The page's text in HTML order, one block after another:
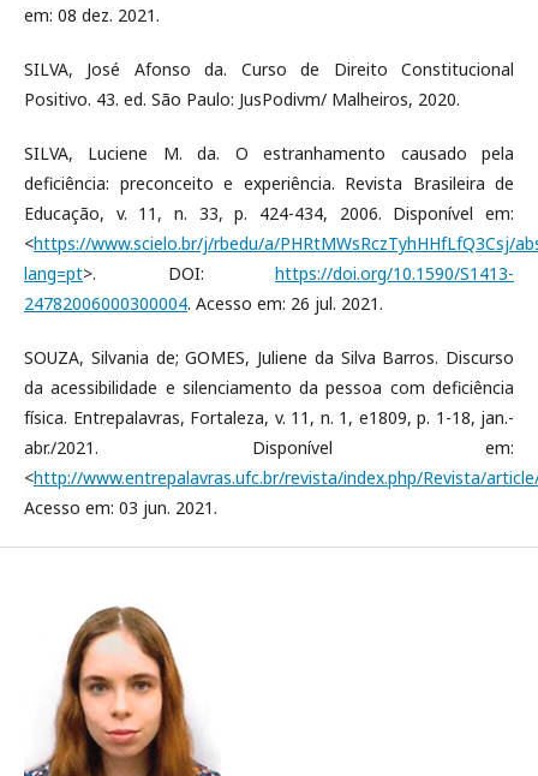
em: 08 dez. 2021.
SILVA, José Afonso da. Curso de Direito Constitucional
Positivo. 43. ed. São Paulo: JusPodivm/ Malheiros, 2020.
SILVA, Luciene M. da. O estranhamento causado pela
deficiência: preconceito e experiência. Revista Brasileira de
Educação, v. 11, n. 33, p. 424-434, 2006. Disponível em:
<https://www.scielo.br/j/rbedu/a/PHRtMWsRczTyhHHfLfQ3Csj/
lang=pt>. DOI: https://doi.org/10.1590/S1413-
24782006000300004. Acesso em: 26 jul. 2021.
SOUZA, Silvania de; GOMES, Juliene da Silva Barros. Discurso
da acessibilidade e silenciamento da pessoa com deficiência
física. Entrepalavras, Fortaleza, v. 11, n. 1, e1809, p. 1-18, jan.-
abr./2021. Disponível em:
<http://www.entrepalavras.ufc.br/revista/index.php/Revista/
Acesso em: 03 jun. 2021.